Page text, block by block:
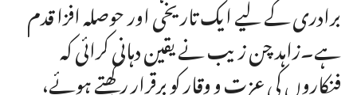
برادری کے لیے ایک تاریخی اور حوصلہ افزا قدم
ہے۔زاہد چن زیب نے یقین دہانی کرائی کہ
فنکاروں کی عزت و وقار کو برقرار رکھتے ہوئے،